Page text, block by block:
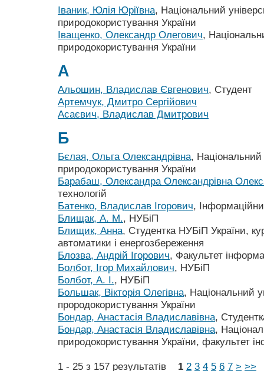
Іваник, Юлія Юріївна, Національний
природокористування України
Іващенко, Олександр Олегович,
природокористування України
А
Альошин, Владислав Євгенович, Студент
Артемчук, Дмитро Сергійович
Асаєвич, Владислав Дмитрович
Б
Бєлая, Ольга Олександрівна, Національний
природокористування України
Барабаш, Олександра Олександрівна
технологій
Батенко, Владислав Ігорович,
Блищак, А. М., НУБіП
Блищик, Анна, Студентка НУБіП України,
автоматики і енергозбереження
Блозва, Андрій Ігорович, Факультет
Болбот, Ігор Михайлович, НУБіП
Болбот, А. І., НУБіП
Большак, Вікторія Олегівна, Національний
прородокористування України
Бондар, Анастасія Владиславівна,
Бондар, Анастасія Владиславівна,
природокористування України, факультет
1 - 25 з 157 результатів 1 2 3 4 5 6 7 > >>